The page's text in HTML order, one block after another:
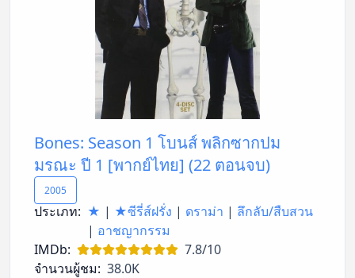
Bones: Season 1 โบนส์ พลิกซากปม
มรณะ ปี 1 [พากย์ไทย] (22 ตอนจบ)
2005
ประเภท: ★ | ★ซีรี่ส์ฝรั่ง | ดราม่า | ลึกลับ/สืบสวน
| อาชญากรรม
IMDb:
7.8/10
จำนวนผู้ชม: 38.0K